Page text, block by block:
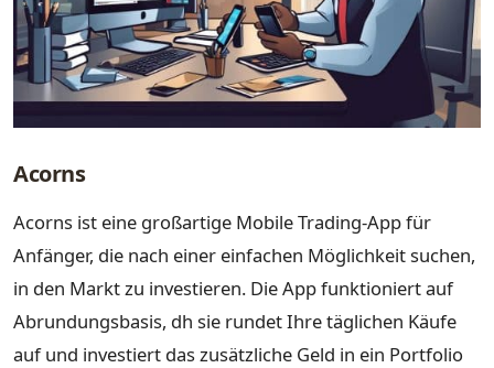
Acorns
Acorns ist eine großartige Mobile Trading-App für
Anfänger, die nach einer einfachen Möglichkeit suchen,
in den Markt zu investieren. Die App funktioniert auf
Abrundungsbasis, dh sie rundet Ihre täglichen Käufe
auf und investiert das zusätzliche Geld in ein Portfolio